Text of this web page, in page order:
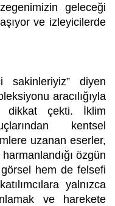
geleceği
ve izleyicilerde
sakinleriyiz” diyen
aracılığıyla
dikkat çekti. İklim
kentsel
uzanan eserler,
özgün
hem de felsefi
yalnızca
ve harekete